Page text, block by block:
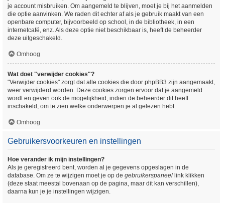
je account misbruiken. Om aangemeld te blijven, moet je bij het aanmelden
die optie aanvinken. We raden dit echter af als je gebruik maakt van een
openbare computer, bijvoorbeeld op school, in de bibliotheek, in een
internetcafé, enz. Als deze optie niet beschikbaar is, heeft de beheerder
deze uitgeschakeld.
Omhoog
Wat doet "verwijder cookies"?
"Verwijder cookies" zorgt dat alle cookies die door phpBB3 zijn aangemaakt,
weer verwijderd worden. Deze cookies zorgen ervoor dat je aangemeld
wordt en geven ook de mogelijkheid, indien de beheerder dit heeft
inschakeld, om te zien welke onderwerpen je al gelezen hebt.
Omhoog
Gebruikersvoorkeuren en instellingen
Hoe verander ik mijn instellingen?
Als je geregistreerd bent, worden al je gegevens opgeslagen in de
database. Om ze te wijzigen moet je op de gebruikerspaneel link klikken
(deze staat meestal bovenaan op de pagina, maar dit kan verschillen),
daarna kun je je instellingen wijzigen.